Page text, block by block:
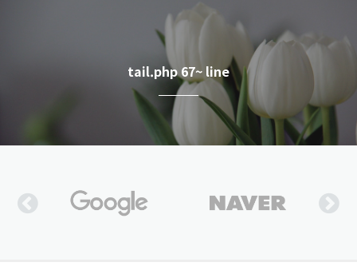
tail.php 67~ line